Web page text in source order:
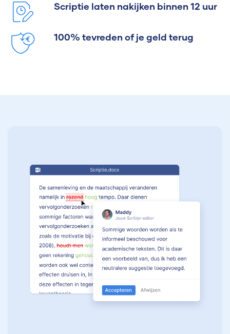
Scriptie laten nakijken binnen 12 uur
100% tevreden of je geld terug